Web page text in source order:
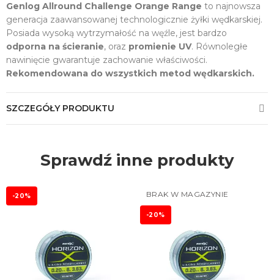
Genlog Allround Challenge Orange Range to najnowsza
generacja zaawansowanej technologicznie żyłki wędkarskiej.
Posiada wysoką wytrzymałość na węźle, jest bardzo
odporna na ścieranie, oraz promienie UV. Równoległe
nawinięcie gwarantuje zachowanie właściwości.
Rekomendowana do wszystkich metod wędkarskich.
SZCZEGÓŁY PRODUKTU
Sprawdź inne produkty
-20% BRAK W MAGAZYNIE
-20%